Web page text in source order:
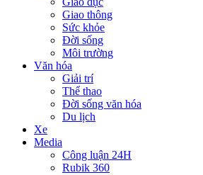
Giao thông
Sức khỏe
Đời sống
Môi trường
Văn hóa
Giải trí
Thể thao
Đời sống văn hóa
Du lịch
Xe
Media
Công luận 24H
Rubik 360